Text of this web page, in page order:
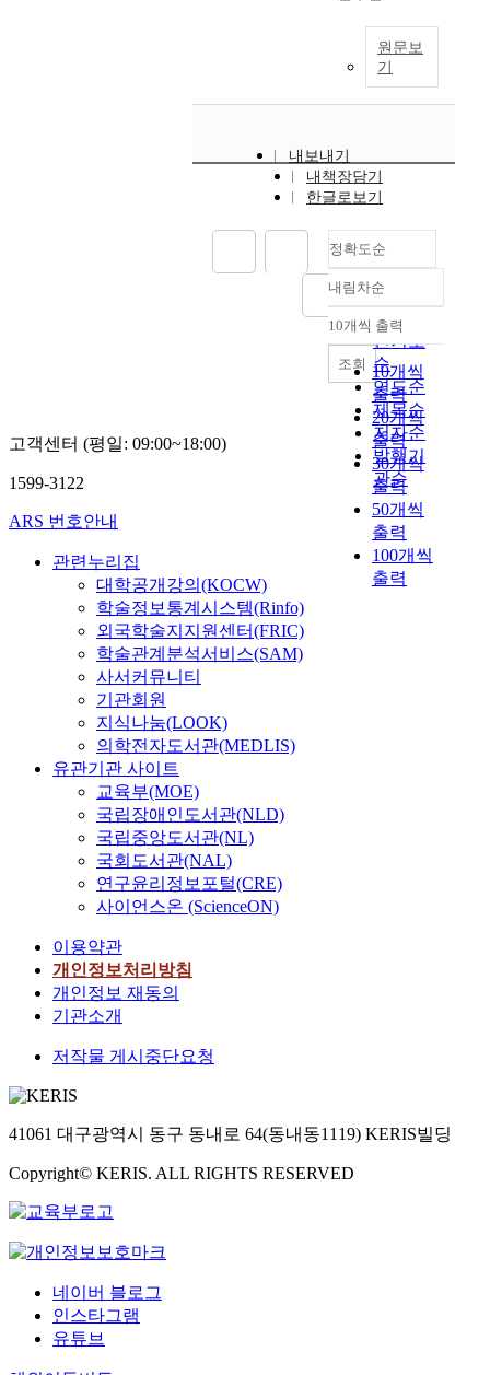
원문보
기
내보내기
내책장담기
한글로보기
정확도순
정확도
순
인기도
순
연도순
제목순
저자순
발행기
관순
내림차순
내림차순
10개씩 출력
10개씩
출력
20개씩
출력
30개씩
출력
50개씩
출력
100개씩
출력
조회
고객센터 (평일: 09:00~18:00)
1599-3122
ARS 번호안내
관련누리집
대학공개강의(KOCW)
학술정보통계시스템(Rinfo)
외국학술지지원센터(FRIC)
학술관계분석서비스(SAM)
사서커뮤니티
기관회원
지식나눔(LOOK)
의학전자도서관(MEDLIS)
유관기관 사이트
교육부(MOE)
국립장애인도서관(NLD)
국립중앙도서관(NL)
국회도서관(NAL)
연구윤리정보포털(CRE)
사이언스온 (ScienceON)
이용약관
개인정보처리방침
개인정보 재동의
기관소개
저작물 게시중단요청
41061 대구광역시 동구 동내로 64(동내동1119) KERIS빌딩
Copyright© KERIS. ALL RIGHTS RESERVED
네이버 블로그
인스타그램
유튜브